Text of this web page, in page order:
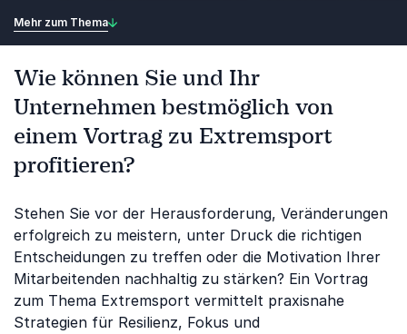
Mehr zum Thema
Wie können Sie und Ihr
Unternehmen bestmöglich von
einem Vortrag zu Extremsport
profitieren?
Stehen Sie vor der Herausforderung, Veränderungen
erfolgreich zu meistern, unter Druck die richtigen
Entscheidungen zu treffen oder die Motivation Ihrer
Mitarbeitenden nachhaltig zu stärken? Ein Vortrag
zum Thema Extremsport vermittelt praxisnahe
Strategien für Resilienz, Fokus und